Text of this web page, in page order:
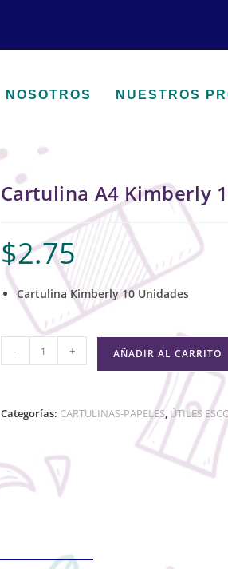
NOSOTROS NUESTROS
Cartulina A4 Kimberly
$2.75
Cartulina Kimberly 10 Unidades
- + AÑADIR AL CARRITO
Categorías: CARTULINAS-PAPELES, ÚTILES